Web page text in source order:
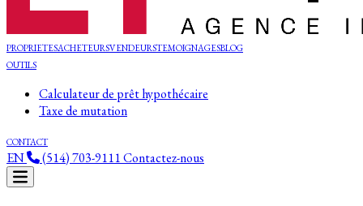
PROPRIETESACHETEURSVENDEURSTEMOIGNAGESBLOG
OUTILS
Calculateur de prêt hypothécaire
Taxe de mutation
CONTACT
EN (514) 703-9111Contactez-nous